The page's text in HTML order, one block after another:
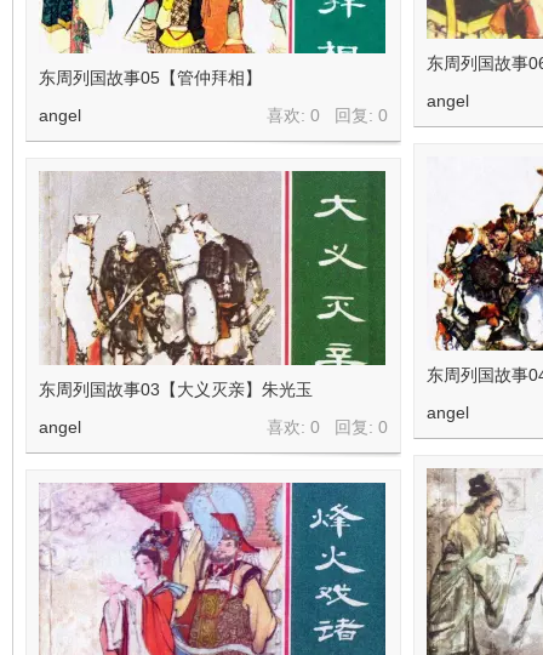
东周列国故事
angel
东周列国故事05【管仲拜相】
喜欢: 0 回复: 0
angel
东周列国故事
angel
东周列国故事03【大义灭亲】朱光玉
喜欢: 0 回复: 0
angel